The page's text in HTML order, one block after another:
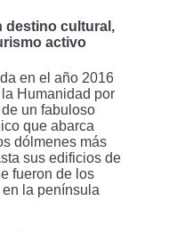
destino cultural,
activo
en el año 2016
Humanidad por
un fabuloso
que abarca
dólmenes más
sus edificios de
fueron de los
la península